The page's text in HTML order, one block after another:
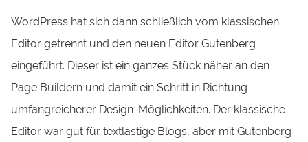
WordPress hat sich dann schließlich vom klassischen
Editor getrennt und den neuen Editor Gutenberg
eingeführt. Dieser ist ein ganzes Stück näher an den
Page Buildern und damit ein Schritt in Richtung
umfangreicherer Design-Möglichkeiten. Der klassische
Editor war gut für textlastige Blogs, aber mit Gutenberg